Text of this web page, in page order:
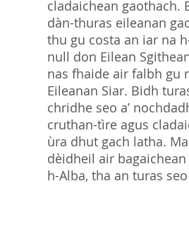
cladaichean gaothach.
dàn-thuras eileanan
thu gu costa an iar na
null don Eilean
nas fhaide air falbh gu
Eileanan Siar. Bidh
chridhe seo a’
cruthan-tìre agus
ùra dhut gach latha.
dèidheil air bagaichean
h-Alba, tha an turas